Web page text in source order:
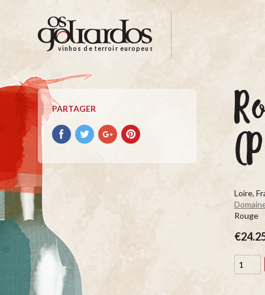
Os
Goliardos
Vinhos
de
Terroir
Europeus
vinhos de terroir europeus
PARTAGER
Partager
avec
Partager
avec
Partager
avec
Partager
avec
Loire,
Rouge